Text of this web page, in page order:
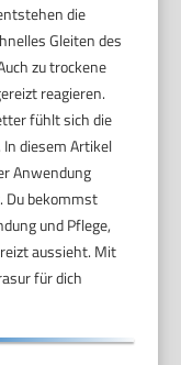
die
Gleiten des
zu trockene
reagieren.
fühlt sich die
diesem Artikel
Anwendung
Du bekommst
und Pflege,
aussieht. Mit
für dich